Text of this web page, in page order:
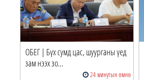
ОБЕГ | Бүх сумд цас, шуурганы үед
зам нээх зо…
24 минутын өмнө